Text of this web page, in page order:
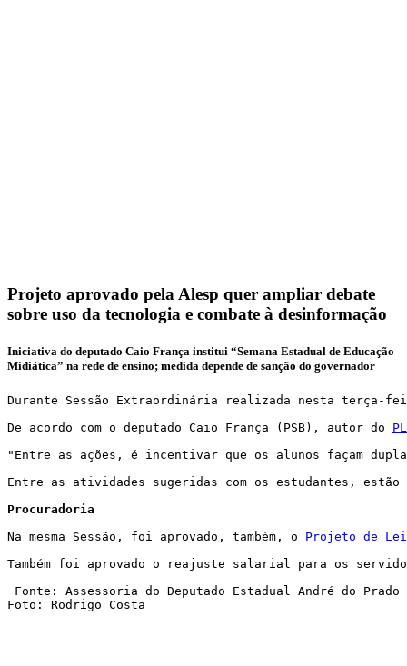
Projeto aprovado pela Alesp quer ampliar debate
sobre uso da tecnologia e combate à desinformação
Iniciativa do deputado Caio França institui “Semana Estadual de Educação
Midiática” na rede de ensino; medida depende de sanção do governador
Durante Sessão Extraordinária realizada nesta terça-
De acordo com o deputado Caio França (PSB), autor do
"Entre as ações, é incentivar que os alunos façam
Entre as atividades sugeridas com os estudantes,
Procuradoria
Na mesma Sessão, foi aprovado, também, o Projeto de Lei
Também foi aprovado o reajuste salarial para os
Fonte: Assessoria do Deputado Estadual André do Prado